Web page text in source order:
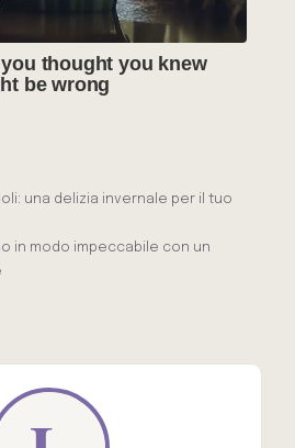
una delizia invernale per il tuo
in modo impeccabile con un